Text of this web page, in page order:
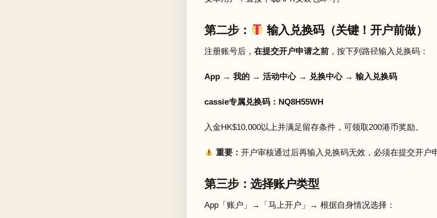
第二步： 输入兑换码（关键！开户前做）
注册账号后， 在提交开户申请之前 ，按下列路径输入兑换码：
App → 我的 → 活动中心 → 兑换中心 → 输入兑换码
cassie专属兑换码：NQ8H55WH
入金HK$10,000以上并满足留存条件，可领取200港币奖励。
重要：开户审核通过后再输入兑换码无效，必须在提交开户
第三步：选择账户类型
App「账户」→「马上开户」→ 根据自身情况选择：